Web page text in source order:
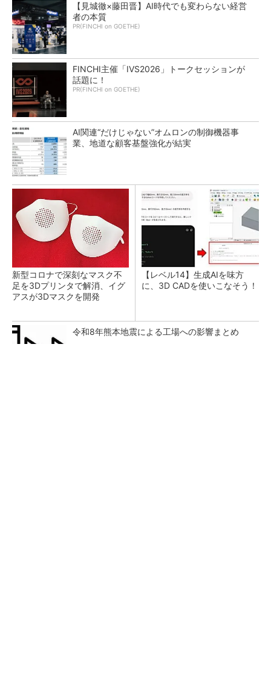
【見城徹×藤田晋】AI時代でも変わらない経営
者の本質
PR(FINCHI on GOETHE)
FINCHI主催「IVS2026」トークセッションが
話題に！
PR(FINCHI on GOETHE)
AI関連“だけじゃない”オムロンの制御機器事
業、地道な顧客基盤強化が結実
新型コロナで深刻なマスク不
足を3Dプリンタで解消、イグ
アスが3Dマスクを開発
【レベル14】生成AIを味方
に、3D CADを使いこなそう！
令和8年熊本地震による工場への影響まとめ